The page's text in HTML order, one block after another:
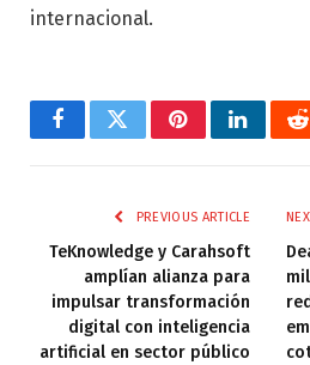
internacional.
FacebookTwitterPinterest
PREVIOUS ARTICLE
TeKnowledge y Carahsoft
amplían alianza para
impulsar transformación
digital con inteligencia
artificial en sector público